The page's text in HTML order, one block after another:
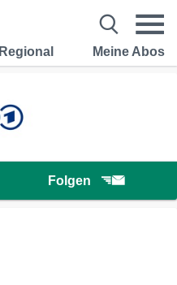
Regional Meine Abos
Folgen